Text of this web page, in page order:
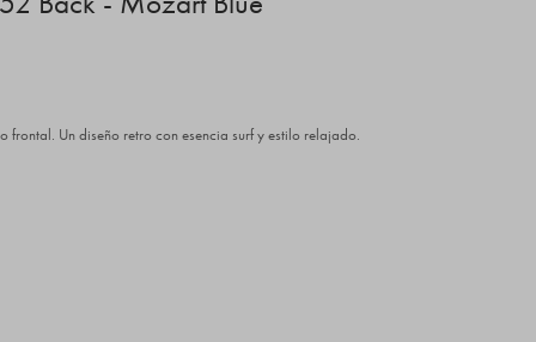
frontal. Un diseño retro con esencia surf y estilo relajado.